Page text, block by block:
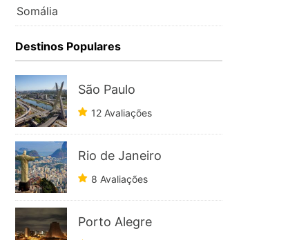
Somália
Destinos Populares
São Paulo
12 Avaliações
Rio de Janeiro
8 Avaliações
Porto Alegre